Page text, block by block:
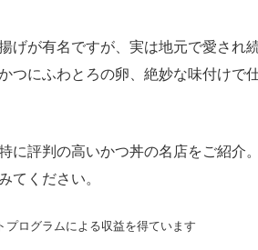
げが有名ですが、実は地元で愛され
つにふわとろの卵、絶妙な味付けで
に評判の高いかつ丼の名店をご紹介
てください。
ログラムによる収益を得ています